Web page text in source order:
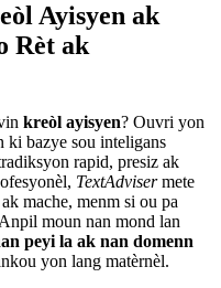
Ayisyen ak
Rèt ak
kreòl ayisyen? Ouvri yon
ki bazye sou inteligans
rapid, presiz ak
TextAdvisermete
mache, menm si ou pa
moun nan mond lan
peyi la ak nan domenn
yon lang matèrnèl.